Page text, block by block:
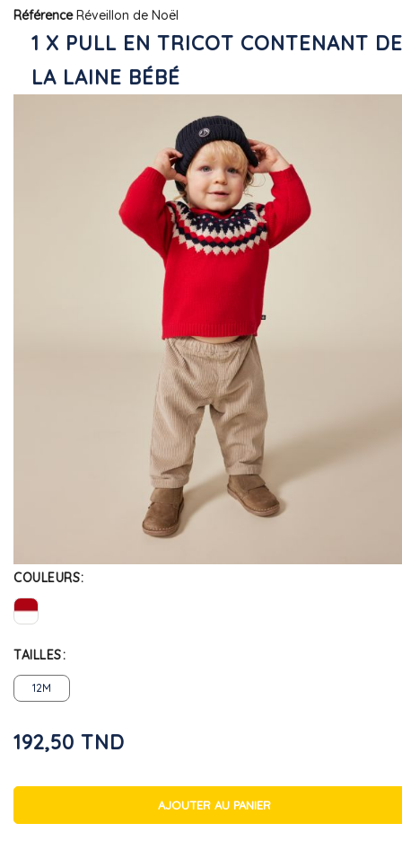
Référence Réveillon de Noël
1 X PULL EN TRICOT CONTENANT DE
LA LAINE BÉBÉ
COULEURS
TAILLES
12M
192,50 TND
AJOUTER AU PANIER